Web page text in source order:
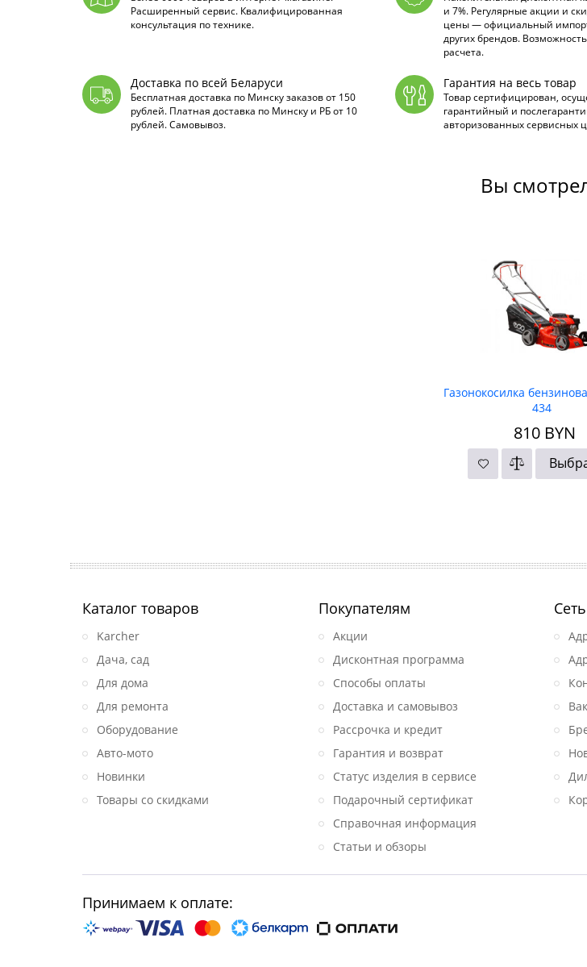
Расширенный сервис. Квалифицированная
консультация по технике.
и 7%. Регулярные акции и
цены — официальный
других брендов.
расчета.
Доставка по всей Беларуси
Бесплатная доставка по Минску заказов от 150
рублей. Платная доставка по Минску и РБ от 10
рублей. Самовывоз.
Гарантия на весь товар
Товар сертифицирован,
гарантийный и
авторизованных сервисных
Вы
Газонокосилка
434
810BYN
Каталог товаров
Karcher
Дача, сад
Для дома
Для ремонта
Оборудование
Авто-мото
Новинки
Товары со скидками
Покупателям
Акции
Дисконтная программа
Способы оплаты
Доставка и самовывоз
Рассрочка и кредит
Гарантия и возврат
Статус изделия в сервисе
Подарочный сертификат
Справочная информация
Статьи и обзоры
Принимаем к оплате: